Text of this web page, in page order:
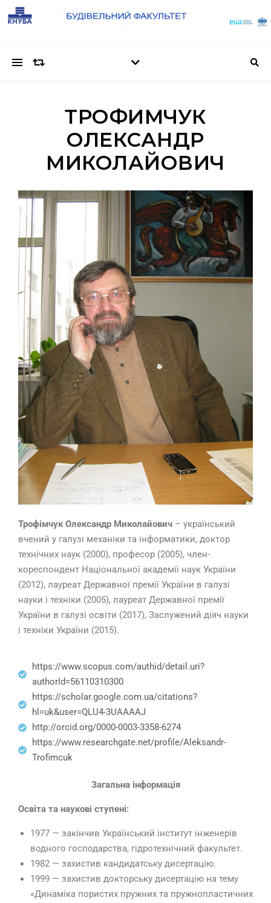
ТРОФИМЧУК
ОЛЕКСАНДР
МИКОЛАЙОВИЧ
Трофімчук Олександр Миколайович – український
вчений у галузі механіки та інформатики, доктор
технічних наук (2000), професор (2005), член-
кореспондент Національної академії наук України
(2012), лауреат Державної премії України в галузі
науки і техніки (2005), лауреат Державної премії
України в галузі освіти (2017), Заслужений діяч науки
і техніки України (2015).
https://www.scopus.com/authid/detail.uri?
authorId=56110310300
https://scholar.google.com.ua/citations?
hl=uk&user=QLU4-3UAAAAJ
http://orcid.org/0000-0003-3358-6274
https://www.researchgate.net/profile/Aleksandr-
Trofimcuk
Загальна інформація
Освіта та наукові ступені:
1977 — закінчив Український інститут інженерів
водного господарства, гідротехнічний факультет.
1982 — захистив кандидатську дисертацію.
1999 — захистив докторську дисертацію на тему
«Динаміка пористих пружних та пружнопластичних